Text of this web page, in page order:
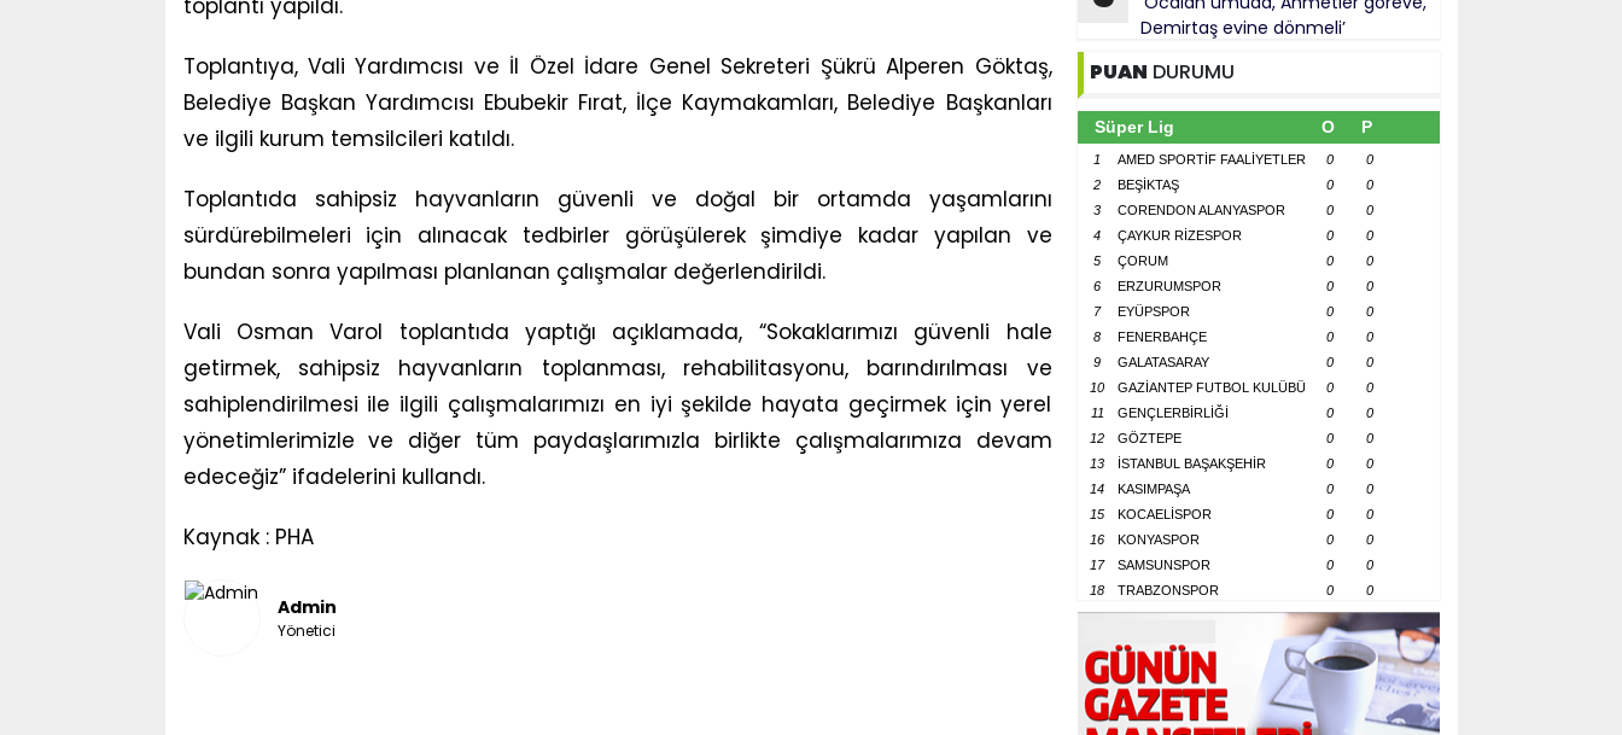
toplantı yapıldı.
Toplantıya, Vali Yardımcısı ve İl Özel İdare Genel Sekreteri Şükrü Alperen Göktaş,
Belediye Başkan Yardımcısı Ebubekir Fırat, İlçe Kaymakamları, Belediye Başkanları
ve ilgili kurum temsilcileri katıldı.
Toplantıda sahipsiz hayvanların güvenli ve doğal bir ortamda yaşamlarını
sürdürebilmeleri için alınacak tedbirler görüşülerek şimdiye kadar yapılan ve
bundan sonra yapılması planlanan çalışmalar değerlendirildi.
Vali Osman Varol toplantıda yaptığı açıklamada, “Sokaklarımızı güvenli hale
getirmek, sahipsiz hayvanların toplanması, rehabilitasyonu, barındırılması ve
sahiplendirilmesi ile ilgili çalışmalarımızı en iyi şekilde hayata geçirmek için yerel
yönetimlerimizle ve diğer tüm paydaşlarımızla birlikte çalışmalarımıza devam
edeceğiz” ifadelerini kullandı.
Kaynak : PHA
Admin
Yönetici
Demirtaş evine dönmeli’
PUAN DURUMU
Süper Lig O P
1 AMED SPORTİF FAALİYETLER 0
0
2
BEŞİKTAŞ 0
0
3
CORENDON ALANYASPOR 0
0
4
ÇAYKUR RİZESPOR 0
0
5
ÇORUM 0
0
6
ERZURUMSPOR 0
0
7
EYÜPSPOR 0
0
8
FENERBAHÇE 0
0
9
GALATASARAY 0
0
10
GAZİANTEP FUTBOL KULÜBÜ 0
0
11
GENÇLERBİRLİĞİ 0
0
12
GÖZTEPE 0
0
13
İSTANBUL BAŞAKŞEHİR 0
0
14
KASIMPAŞA 0
0
15
KOCAELİSPOR 0
0
16
KONYASPOR 0
0
17
SAMSUNSPOR 0
0
18
TRABZONSPOR 0 0